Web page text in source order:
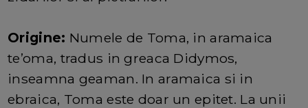
Origine: Numele de Toma, in aramaica
te’oma, tradus in greaca Didymos,
inseamna geaman. In aramaica si in
ebraica, Toma este doar un epitet. La unii